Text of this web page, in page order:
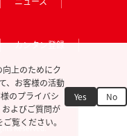
カンタン登録
Reserved.
上のためにク
、お客様の活動
のプライバシ
よびご質問が
覧ください。
Yes No